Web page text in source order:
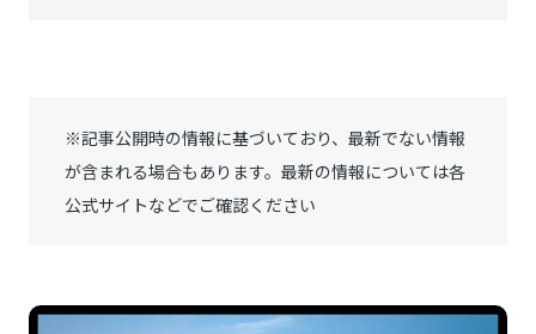
※記事公開時の情報に基づいており、最新でない情報
が含まれる場合もあります。最新の情報については各
公式サイトなどでご確認ください